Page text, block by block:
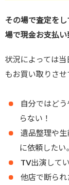
その場で査定を
場で現金お支払い
状況によっては
もお買い取りさせ
自分ではど
らない！
遺品整理や
に依頼したい。
TV出演して
他店で断ら